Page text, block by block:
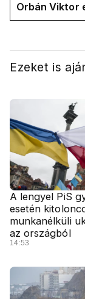
Orbán Viktor
felelős a
Ezeket is
A lengyel PiS
esetén
munkanélküli
az országból
14:53